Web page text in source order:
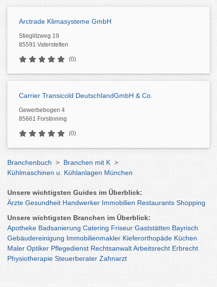
Arctrade Klimasysteme GmbH
Stieglitzweg 19
85591 Vaterstetten
(0)
Carrier Transicold DeutschlandGmbH & Co.
Gewerbebogen 4
85661 Forstinning
(0)
Branchenbuch > Branchen mit K >
Kühlmaschinen u. Kühlanlagen München
Unsere wichtigsten Guides im Überblick:
Ärzte Gesundheit Handwerker Immobilien Restaurants Shopping
Unsere wichtigsten Branchen im Überblick:
Apotheke Badsanierung Catering Friseur Gaststätten Bayrisch
Gebäudereinigung Immobilienmakler Kieferorthopäde Küchen
Maler Optiker Pflegedienst RechtsanwaltArbeitsrecht Erbrecht
Physiotherapie Steuerberater Zahnarzt